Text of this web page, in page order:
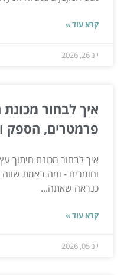
קרא עוד »
יונ 26, 2026
איך לבחור מכונת
פרמטרים, הספק
איך לבחור מכונת חיתוך
וחומרים - ומה באמת
כנראה שאתה...
קרא עוד »
יונ 05, 2026